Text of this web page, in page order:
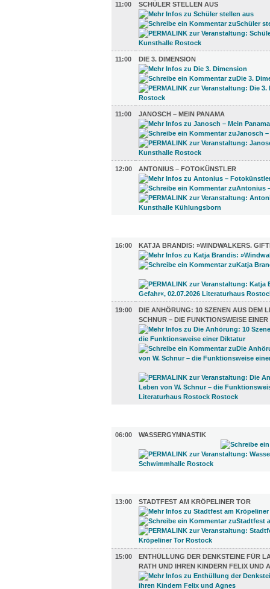
11:00 SCHÜLER STELLEN AUS
11:00 DIE 3. DIMENSION
11:00 JANOSCH – MEIN PANAMA
12:00 ANTONIUS – FOTOKÜNSTLER
16:00
KATJA BRANDIS: »WINDWALKERS.
19:00
DIE ANHÖRUNG: 10 SZENEN AUS DEM
SCHNUR – DIE FUNKTIONSWEISE
06:00
WASSERGYMNASTIK
13:00
STADTFEST AM KRÖPELINER TOR
15:00
ENTHÜLLUNG DER DENKSTEINE FÜR
RATH UND IHREN KINDERN FELIX UND